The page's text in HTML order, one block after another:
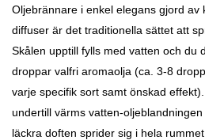
Oljebrännare i enkel elegans gjord av
diffuser är det traditionella sättet att
Skålen upptill fylls med vatten och du
droppar valfri aromaolja (ca. 3-8
varje specifik sort samt önskad
undertill värms vatten-
läckra doften sprider sig i hela